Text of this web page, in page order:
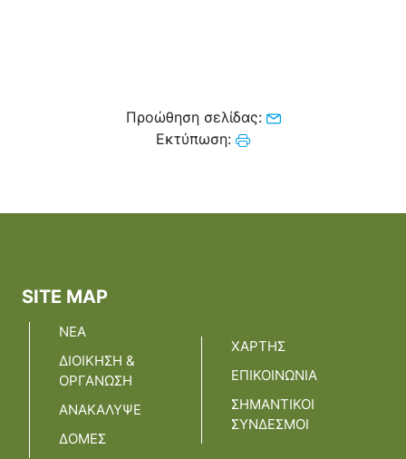
Προώθηση σελίδας:
Εκτύπωση:
SITE MAP
ΝΕΑ
ΔΙΟΙΚΗΣΗ &
ΟΡΓΑΝΩΣΗ
ΑΝΑΚΑΛΥΨΕ
ΔΟΜΕΣ
ΧΑΡΤΗΣ
ΕΠΙΚΟΙΝΩΝΙΑ
ΣΗΜΑΝΤΙΚΟΙ
ΣΥΝΔΕΣΜΟΙ